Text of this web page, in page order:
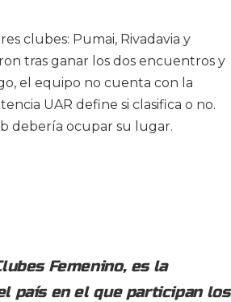
clubes: Pumai, Rivadavia y
tras ganar los dos encuentros y
el equipo no cuenta con la
UAR define si clasifica o no.
debería ocupar su lugar.
Femenino, es la
país en el que participan los